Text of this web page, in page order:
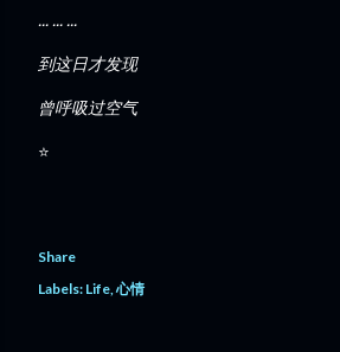
... ... ...
到这日才发现
曾呼吸过空气
⭐
Share
Labels: Life 心情